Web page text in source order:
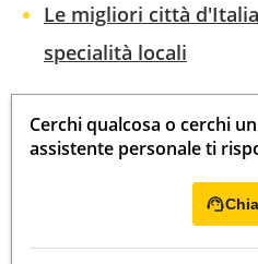
Le migliori città
specialità locali
Cerchi qualcosa o cerchi
assistente personale ti